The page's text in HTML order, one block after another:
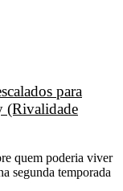
para
(Rivalidade
quem poderia viver
segunda temporada